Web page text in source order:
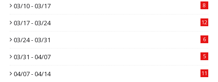
03/10 - 03/17 8
03/17 - 03/24 12
03/24 - 03/31 6
03/31 - 04/07 5
04/07 - 04/14 11